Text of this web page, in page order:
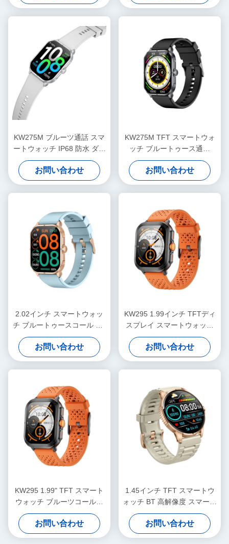
KW275M ブルーツ通話 スマ
ートウォッチ IP68 防水 ダイ
ナミックアイランド スマー
トウォッチ 2.02 インチ
お問い合わせ
KW275M TFT スマートウォ
ッチ ブルートゥース通話
IP68 防水 ダイナミックアイ
ランド スマートウォッチ
お問い合わせ
2.02インチ スマートウォッ
チ ブルートゥースコール HD
ディスプレイ スマートウォ
ッチ IP68 防水
お問い合わせ
KW295 1.99インチ TFTディ
スプレイ スマートウォッチ
スリム / 軽量 フィットネスト
ラッカー
お問い合わせ
KW295 1.99" TFT スマート
ウォッチ ブルーツコール付
き軽量 スポーツウォッチ
お問い合わせ
1.45インチ TFT スマートウ
ォッチ BT 高解像度 スマート
ウォッチ 健康監視
お問い合わせ